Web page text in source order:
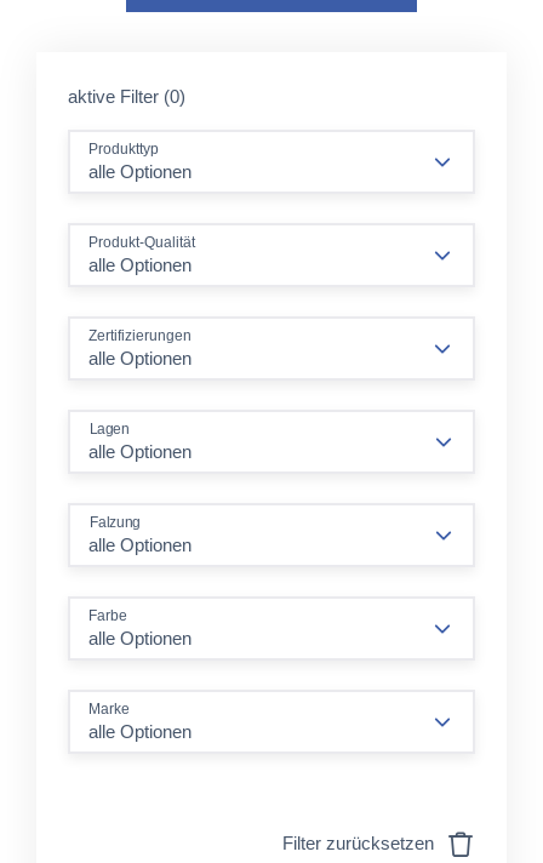
aktive Filter (0)
Produkttyp
alle Optionen
Produkt-Qualität
alle Optionen
Zertifizierungen
alle Optionen
Lagen
Falzung
Farbe
alle Optionen
Marke
alle Optionen
Filter zurücksetzen